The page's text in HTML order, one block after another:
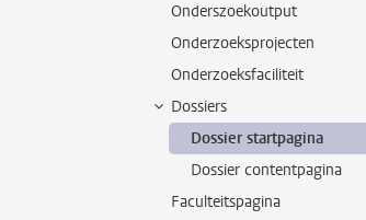
Onderszoekoutput
Onderzoeksprojecten
Onderzoeksfaciliteit
Dossiers
Dossier startpagina
Dossier contentpagina
Faculteitspagina